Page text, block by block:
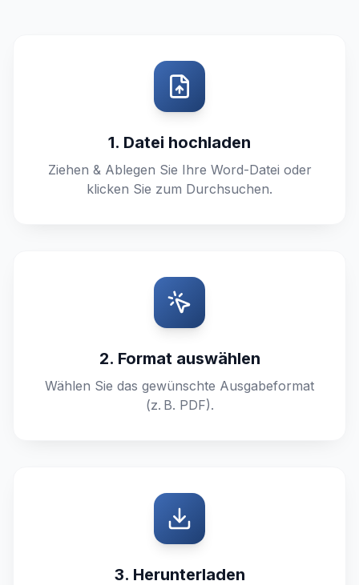
1. Datei hochladen
Ziehen & Ablegen Sie Ihre Word-Datei oder
klicken Sie zum Durchsuchen.
2. Format auswählen
Wählen Sie das gewünschte Ausgabeformat
(z. B. PDF).
3. Herunterladen